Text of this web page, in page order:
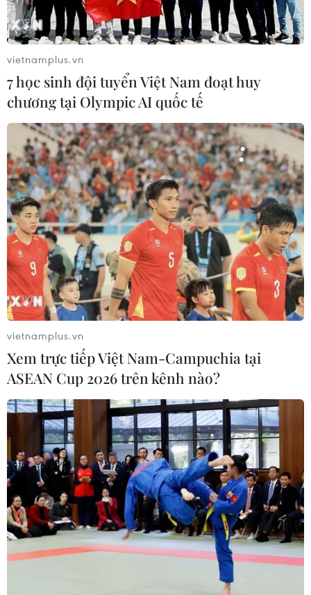
Vụ sữa dê Danlait: Tòa sơ thẩm bác đơn
kiện của Công ty Mạnh Cầm
27/09/2014 09:08
Tòa sơ thẩm Hà Nội đã bác đơn khởi kiện của công ty
Mạnh Cầm với Chi Cục Quản lý thị trường Hà Nội và
không chấp nhận yêu cầu bồi thường cũng như yêu cầu
đính chính thông tin với báo chí về chất lượng.
Vụ sữa dê Danlait: Doanh nghiệp muốn
làm rõ đúng sai trước tòa án
vietnamplus.vn
7 học sinh đội tuyển Việt Nam đoạt huy
chương tại Olympic AI quốc tế
vietnamplus.vn
Xem trực tiếp Việt Nam-Campuchia tại
ASEAN Cup 2026 trên kênh nào?